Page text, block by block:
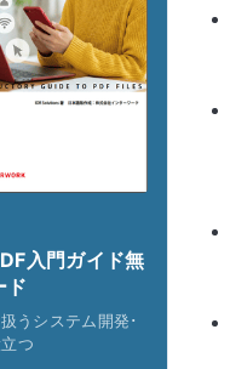
入門ガイド無
ド
うシステム開発･
つ